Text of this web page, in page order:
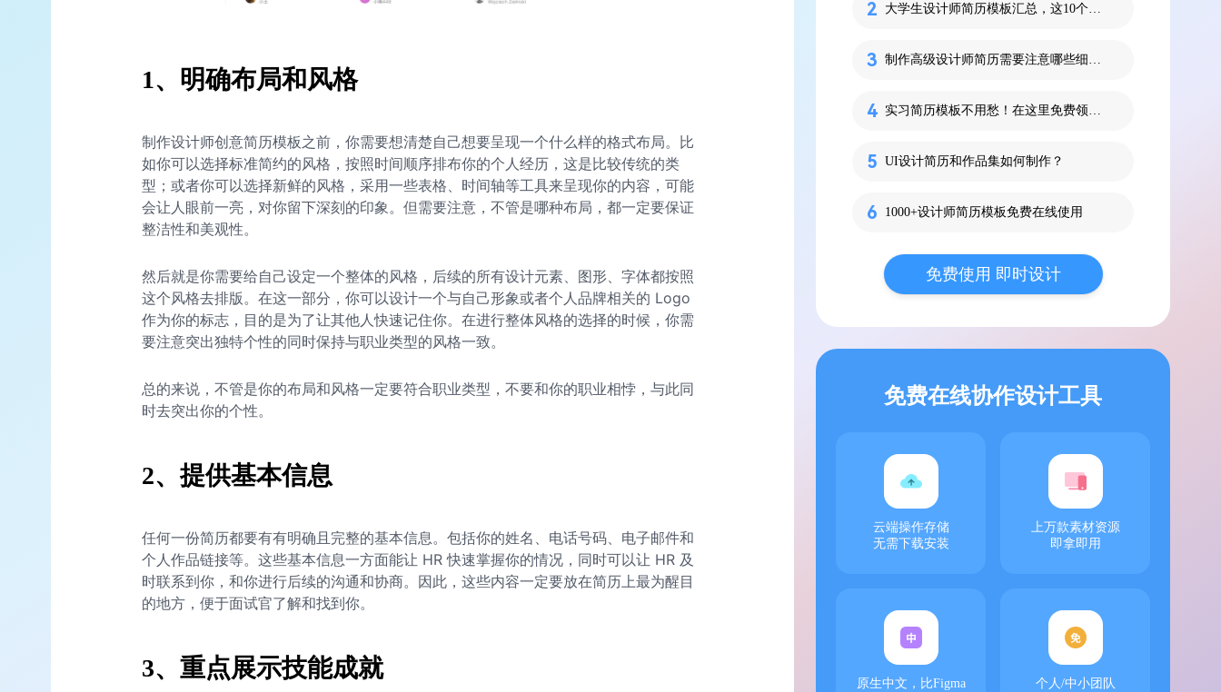
1、明确布局和风格
制作设计师创意简历模板之前，你需要想清楚自己想要呈现一个什么样的格式布局。比
如你可以选择标准简约的风格，按照时间顺序排布你的个人经历，这是比较传统的类
型；或者你可以选择新鲜的风格，采用一些表格、时间轴等工具来呈现你的内容，可能
会让人眼前一亮，对你留下深刻的印象。但需要注意，不管是哪种布局，都一定要保证
整洁性和美观性。
然后就是你需要给自己设定一个整体的风格，后续的所有设计元素、图形、字体都按照
这个风格去排版。在这一部分，你可以设计一个与自己形象或者个人品牌相关的 Logo
作为你的标志，目的是为了让其他人快速记住你。在进行整体风格的选择的时候，你需
要注意突出独特个性的同时保持与职业类型的风格一致。
总的来说，不管是你的布局和风格一定要符合职业类型，不要和你的职业相悖，与此同
时去突出你的个性。
2、提供基本信息
任何一份简历都要有有明确且完整的基本信息。包括你的姓名、电话号码、电子邮件和
个人作品链接等。这些基本信息一方面能让 HR 快速掌握你的情况，同时可以让 HR 及
时联系到你，和你进行后续的沟通和协商。因此，这些内容一定要放在简历上最为醒目
的地方，便于面试官了解和找到你。
3、重点展示技能成就
大学生设计师简历模板汇总，这10个免费下立刻使用！
制作高级设计师简历需要注意哪些细节？
实习简历模板不用愁！在这里免费领直接用！
UI设计简历和作品集如何制作？
1000+设计师简历模板免费在线使用
免费使用 即时设计
免费在线协作设计工具
云端操作存储
无需下载安装
上万款素材资源
即拿即用
原生中文，比Figma
个人/中小团队